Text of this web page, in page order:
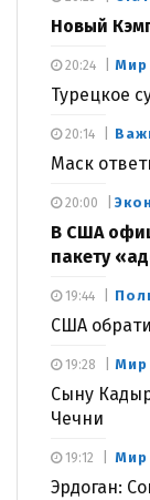
Новый
Мир
Турецкое
20:24
Маск
20:14
В США
пакету
20:00
США
19:44
Мир
Сыну
Чечни
19:28
Мир
Эрдоган:
19:12